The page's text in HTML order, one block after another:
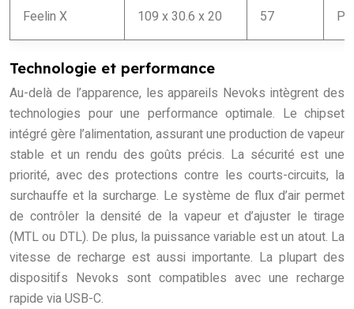
Feelin X 109 x 30.6 x 20 57
Technologie et performance
Au-delà de l’apparence, les appareils Nevoks intègrent des
technologies pour une performance optimale. Le chipset
intégré gère l’alimentation, assurant une production de vapeur
stable et un rendu des goûts précis. La sécurité est une
priorité, avec des protections contre les courts-circuits, la
surchauffe et la surcharge. Le système de flux d’air permet
de contrôler la densité de la vapeur et d’ajuster le tirage
(MTL ou DTL). De plus, la puissance variable est un atout. La
vitesse de recharge est aussi importante. La plupart des
dispositifs Nevoks sont compatibles avec une recharge
rapide via USB-C.